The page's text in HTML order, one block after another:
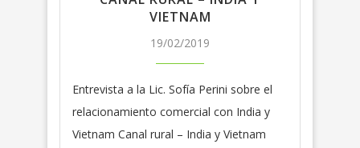
VIETNAM
19/02/2019
Entrevista a la Lic. Sofía Perini sobre el
relacionamiento comercial con India y
Vietnam Canal rural – India y Vietnam